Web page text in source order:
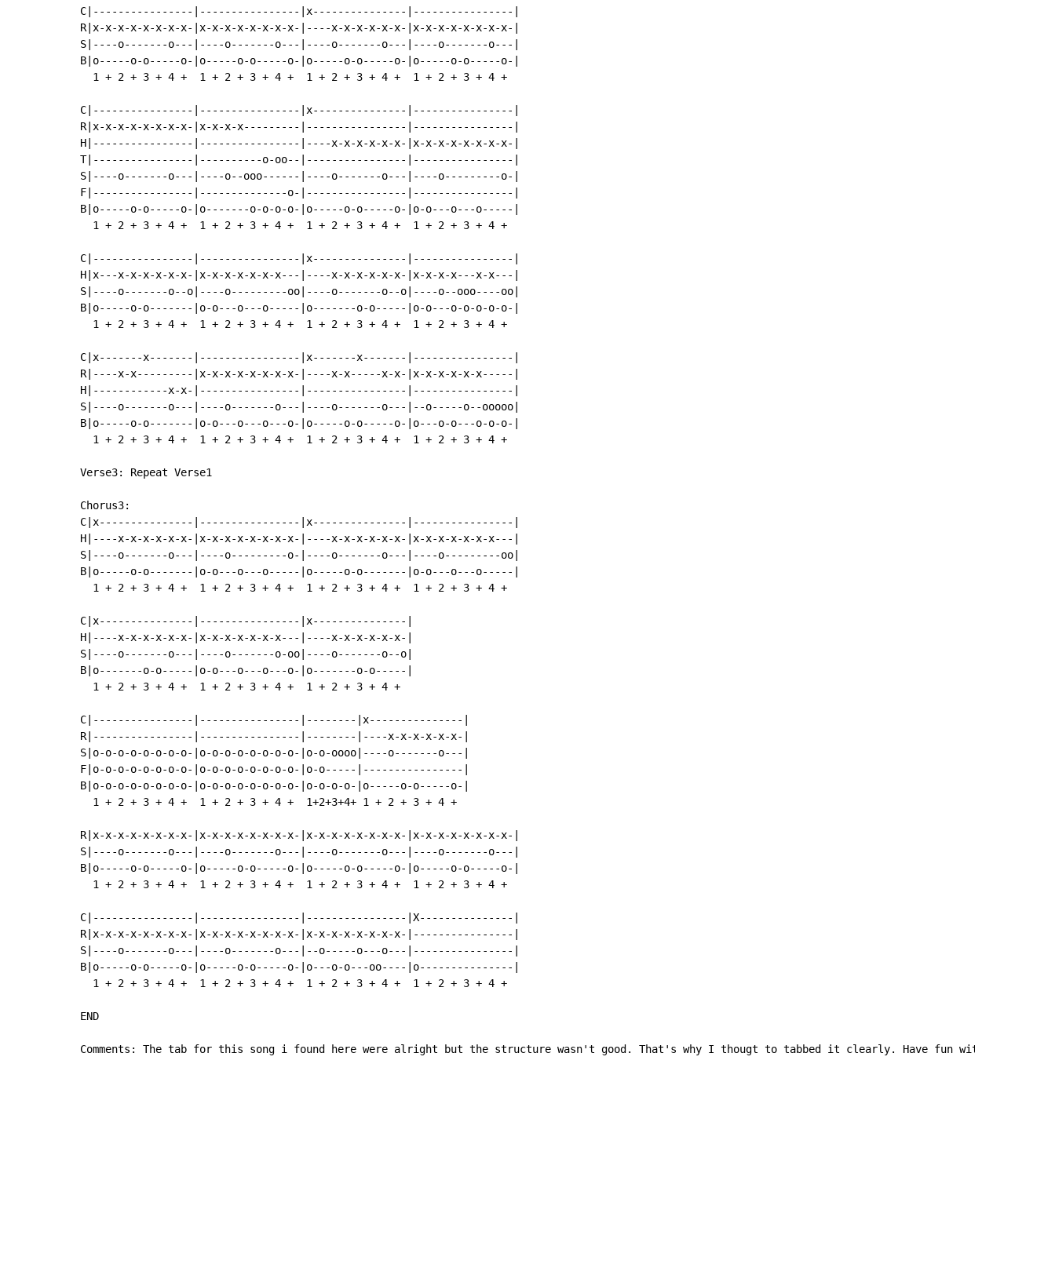
C|----------------|----------------|x---------------|----------------|
R|x-x-x-x-x-x-x-x-|x-x-x-x-x-x-x-x-|----x-x-x-x-x-x-|x-x-x-x-x-x-x-x-|
S|----o-------o---|----o-------o---|----o-------o---|----o-------o---|
B|o-----o-o-----o-|o-----o-o-----o-|o-----o-o-----o-|o-----o-o-----o-|
  1 + 2 + 3 + 4 +  1 + 2 + 3 + 4 +  1 + 2 + 3 + 4 +  1 + 2 + 3 + 4 +
C|----------------|----------------|x---------------|----------------|
R|x-x-x-x-x-x-x-x-|x-x-x-x---------|----------------|----------------|
H|----------------|----------------|----x-x-x-x-x-x-|x-x-x-x-x-x-x-x-|
T|----------------|----------o-oo--|----------------|----------------|
S|----o-------o---|----o--ooo------|----o-------o---|----o---------o-|
F|----------------|--------------o-|----------------|----------------|
B|o-----o-o-----o-|o-------o-o-o-o-|o-----o-o-----o-|o-o---o---o-----|
  1 + 2 + 3 + 4 +  1 + 2 + 3 + 4 +  1 + 2 + 3 + 4 +  1 + 2 + 3 + 4 +
C|----------------|----------------|x---------------|----------------|
H|x---x-x-x-x-x-x-|x-x-x-x-x-x-x---|----x-x-x-x-x-x-|x-x-x-x---x-x---|
S|----o-------o--o|----o---------oo|----o-------o--o|----o--ooo----oo|
B|o-----o-o-------|o-o---o---o-----|o-------o-o-----|o-o---o-o-o-o-o-|
  1 + 2 + 3 + 4 +  1 + 2 + 3 + 4 +  1 + 2 + 3 + 4 +  1 + 2 + 3 + 4 +
C|x-------x-------|----------------|x-------x-------|----------------|
R|----x-x---------|x-x-x-x-x-x-x-x-|----x-x-----x-x-|x-x-x-x-x-x-----|
H|------------x-x-|----------------|----------------|----------------|
S|----o-------o---|----o-------o---|----o-------o---|--o-----o--ooooo|
B|o-----o-o-------|o-o---o---o---o-|o-----o-o-----o-|o---o-o---o-o-o-|
  1 + 2 + 3 + 4 +  1 + 2 + 3 + 4 +  1 + 2 + 3 + 4 +  1 + 2 + 3 + 4 +
Verse3: Repeat Verse1
Chorus3:
C|x---------------|----------------|x---------------|----------------|
H|----x-x-x-x-x-x-|x-x-x-x-x-x-x-x-|----x-x-x-x-x-x-|x-x-x-x-x-x-x---|
S|----o-------o---|----o---------o-|----o-------o---|----o---------oo|
B|o-----o-o-------|o-o---o---o-----|o-----o-o-------|o-o---o---o-----|
  1 + 2 + 3 + 4 +  1 + 2 + 3 + 4 +  1 + 2 + 3 + 4 +  1 + 2 + 3 + 4 +
C|x---------------|----------------|x---------------|
H|----x-x-x-x-x-x-|x-x-x-x-x-x-x---|----x-x-x-x-x-x-|
S|----o-------o---|----o-------o-oo|----o-------o--o|
B|o-------o-o-----|o-o---o---o---o-|o-------o-o-----|
  1 + 2 + 3 + 4 +  1 + 2 + 3 + 4 +  1 + 2 + 3 + 4 +
C|----------------|----------------|--------|x---------------|
R|----------------|----------------|--------|----x-x-x-x-x-x-|
S|o-o-o-o-o-o-o-o-|o-o-o-o-o-o-o-o-|o-o-oooo|----o-------o---|
F|o-o-o-o-o-o-o-o-|o-o-o-o-o-o-o-o-|o-o-----|----------------|
B|o-o-o-o-o-o-o-o-|o-o-o-o-o-o-o-o-|o-o-o-o-|o-----o-o-----o-|
  1 + 2 + 3 + 4 +  1 + 2 + 3 + 4 +  1+2+3+4+ 1 + 2 + 3 + 4 +
R|x-x-x-x-x-x-x-x-|x-x-x-x-x-x-x-x-|x-x-x-x-x-x-x-x-|x-x-x-x-x-x-x-x-|
S|----o-------o---|----o-------o---|----o-------o---|----o-------o---|
B|o-----o-o-----o-|o-----o-o-----o-|o-----o-o-----o-|o-----o-o-----o-|
  1 + 2 + 3 + 4 +  1 + 2 + 3 + 4 +  1 + 2 + 3 + 4 +  1 + 2 + 3 + 4 +
C|----------------|----------------|----------------|X---------------|
R|x-x-x-x-x-x-x-x-|x-x-x-x-x-x-x-x-|x-x-x-x-x-x-x-x-|----------------|
S|----o-------o---|----o-------o---|--o-----o---o---|----------------|
B|o-----o-o-----o-|o-----o-o-----o-|o---o-o---oo----|o---------------|
  1 + 2 + 3 + 4 +  1 + 2 + 3 + 4 +  1 + 2 + 3 + 4 +  1 + 2 + 3 + 4 +
END
Comments: The tab for this song i found here were alright but the structure wasn't good. That's why I thougt to tabbed it clearly. Have fun with it!